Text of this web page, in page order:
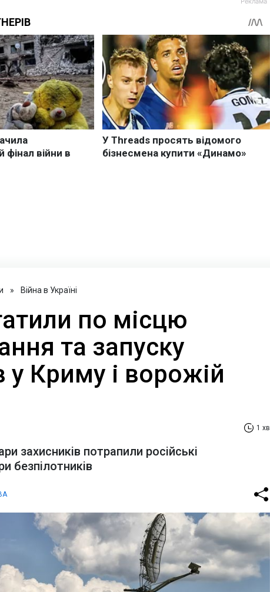
» Війна в Україні
по місцю
та запуску
у Криму і ворожій
1 хв
захисників потрапили російські
безпілотників